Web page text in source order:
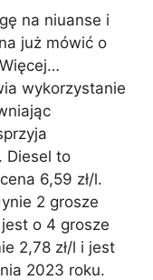
na niuanse i
już mówić o
wykorzystanie
Diesel to
6,59 zł/l.
2 grosze
o 4 grosze
2,78 zł/l i jest
2023 roku.